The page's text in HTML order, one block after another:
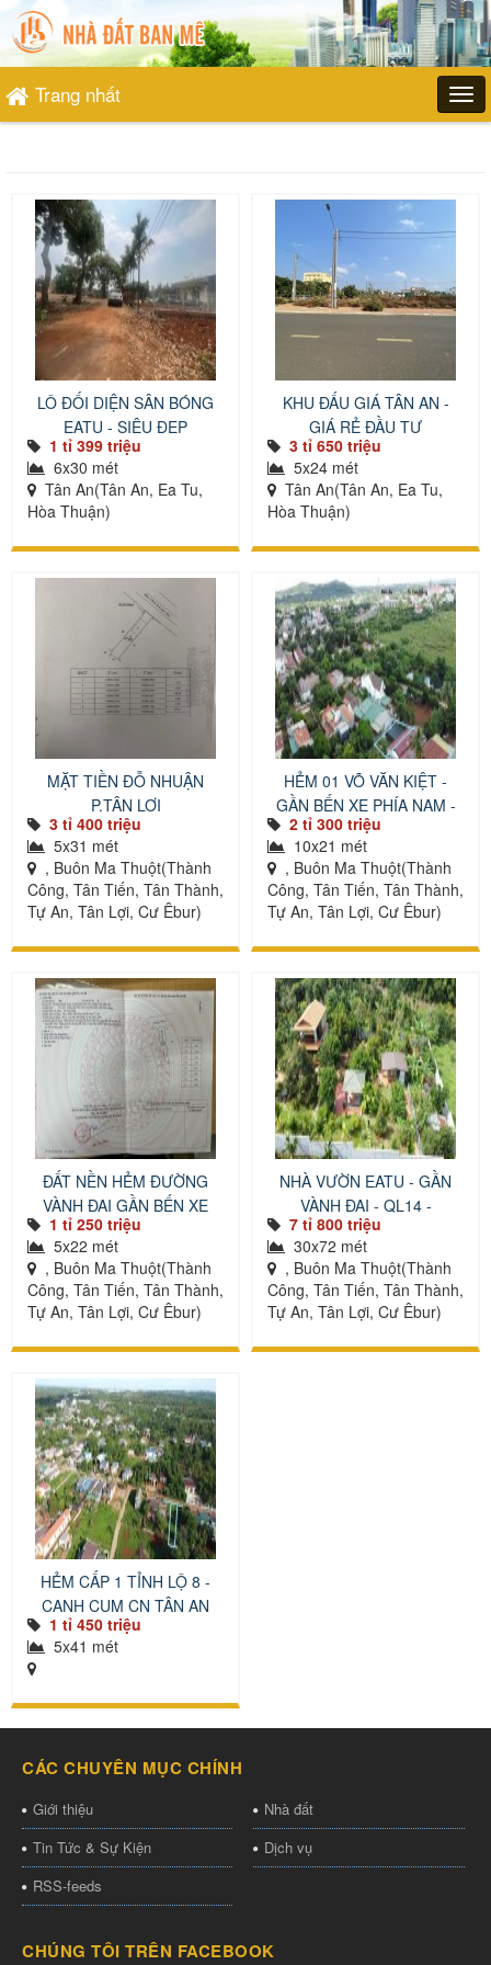
Trang nhất
LÔ ĐỐI DIỆN SÂN BÓNG
EATU - SIÊU ĐẸP
1 tỉ 399 triệu
6x30 mét
Tân An(Tân An, Ea Tu,
Hòa Thuận)
KHU ĐẤU GIÁ TÂN AN -
GIÁ RẺ ĐẦU TƯ
3 tỉ 650 triệu
5x24 mét
Tân An(Tân An, Ea Tu,
Hòa Thuận)
MẶT TIỀN ĐỖ NHUẬN
P.TÂN LỢI
3 tỉ 400 triệu
5x31 mét
, Buôn Ma Thuột(Thành
Công, Tân Tiến, Tân Thành,
Tự An, Tân Lợi, Cư Êbur)
HẺM 01 VÕ VĂN KIỆT -
GẦN BẾN XE PHÍA NAM -
CÁCH 200 MÉT
2 tỉ 300 triệu
10x21 mét
, Buôn Ma Thuột(Thành
Công, Tân Tiến, Tân Thành,
Tự An, Tân Lợi, Cư Êbur)
ĐẤT NỀN HẺM ĐƯỜNG
VÀNH ĐAI GẦN BẾN XE
PHÍA NAM
1 tỉ 250 triệu
5x22 mét
, Buôn Ma Thuột(Thành
Công, Tân Tiến, Tân Thành,
Tự An, Tân Lợi, Cư Êbur)
NHÀ VƯỜN EATU - GẦN
VÀNH ĐAI - QL14 -
ECOCITY - NHÀ MÁY BIA
7 tỉ 800 triệu
30x72 mét
, Buôn Ma Thuột(Thành
Công, Tân Tiến, Tân Thành,
Tự An, Tân Lợi, Cư Êbur)
HẺM CẤP 1 TỈNH LỘ 8 -
CẠNH CỤM CN TÂN AN
1 tỉ 450 triệu
5x41 mét
CÁC CHUYÊN MỤC CHÍNH
Giới thiệu
Nhà đất
Tin Tức & Sự Kiện
Dịch vụ
RSS-feeds
CHÚNG TÔI TRÊN FACEBOOK